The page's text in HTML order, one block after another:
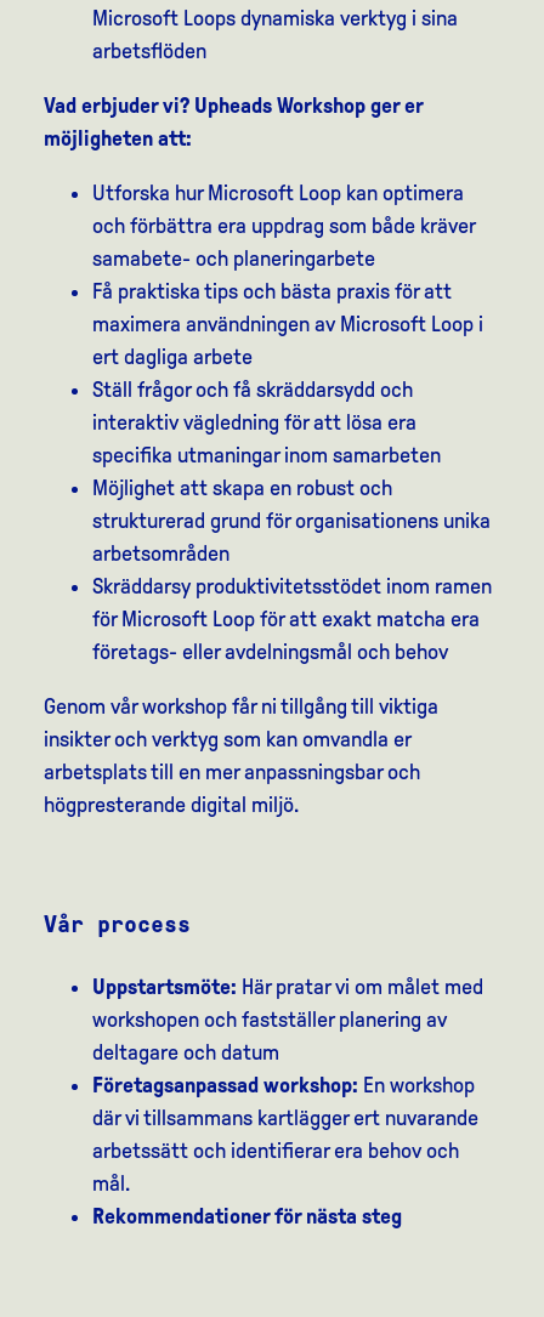
Microsoft Loops dynamiska verktyg i sina
arbetsflöden
Vad erbjuder vi? Upheads Workshop ger er
möjligheten att:
Utforska hur Microsoft Loop kan optimera
och förbättra era uppdrag som både kräver
samabete- och planeringarbete
Få praktiska tips och bästa praxis för att
maximera användningen av Microsoft Loop i
ert dagliga arbete
Ställ frågor och få skräddarsydd och
interaktiv vägledning för att lösa era
specifika utmaningar inom samarbeten
Möjlighet att skapa en robust och
strukturerad grund för organisationens unika
arbetsområden
Skräddarsy produktivitetsstödet inom ramen
för Microsoft Loop för att exakt matcha era
företags- eller avdelningsmål och behov
Genom vår workshop får ni tillgång till viktiga
insikter och verktyg som kan omvandla er
arbetsplats till en mer anpassningsbar och
högpresterande digital miljö.
Vår process
Uppstartsmöte: Här pratar vi om målet med
workshopen och fastställer planering av
deltagare och datum
Företagsanpassad workshop: En workshop
där vi tillsammans kartlägger ert nuvarande
arbetssätt och identifierar era behov och
mål.
Rekommendationer för nästa steg